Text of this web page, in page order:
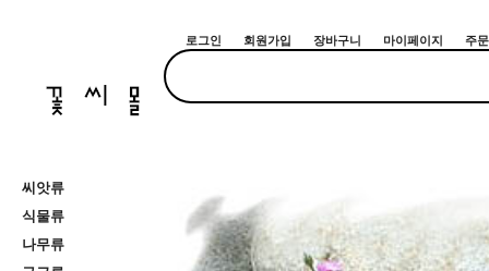
로그인 회원가입 장바구니 마이페이지 주
씨앗류
식물류
나무류